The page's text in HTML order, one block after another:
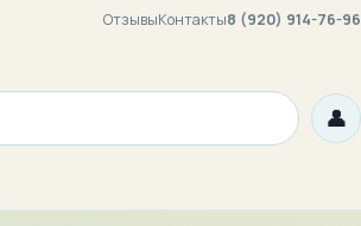
ОтзывыКонтакты8 (920) 914-76-96
👤